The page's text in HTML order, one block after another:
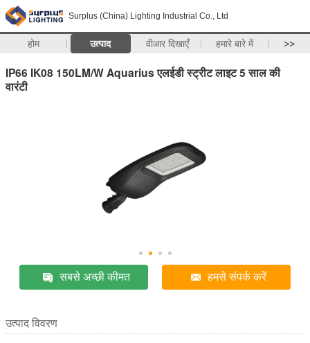
Surplus (China) Lighting Industrial Co., Ltd
होम उत्पाद वीआर दिखाएँ हमारे बारे में >>
IP66 IK08 150LM/W Aquarius एलईडी स्ट्रीट लाइट 5 साल की
वारंटी
सबसे अच्छी कीमत हमसे संपर्क करें
उत्पाद विवरण